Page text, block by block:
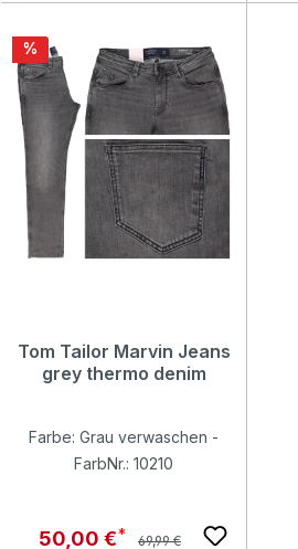
Rabatt
%
Tom Tailor Marvin Jeans
grey thermo denim
Farbe: Grau verwaschen -
FarbNr.: 10210
Verkaufspreis:
50,00 € Regulärer Preis:
69,99 €